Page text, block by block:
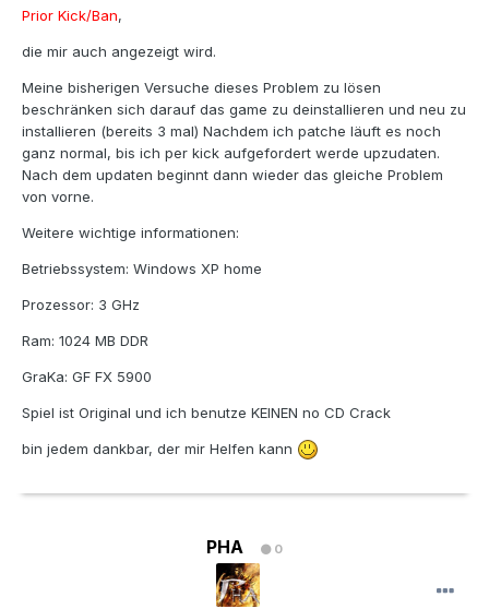
Prior Kick/Ban,
die mir auch angezeigt wird.
Meine bisherigen Versuche dieses Problem zu lösen
beschränken sich darauf das game zu deinstallieren und neu zu
installieren (bereits 3 mal) Nachdem ich patche läuft es noch
ganz normal, bis ich per kick aufgefordert werde upzudaten.
Nach dem updaten beginnt dann wieder das gleiche Problem
von vorne.
Weitere wichtige informationen:
Betriebssystem: Windows XP home
Prozessor: 3 GHz
Ram: 1024 MB DDR
GraKa: GF FX 5900
Spiel ist Original und ich benutze KEINEN no CD Crack
bin jedem dankbar, der mir Helfen kann
PHA 0